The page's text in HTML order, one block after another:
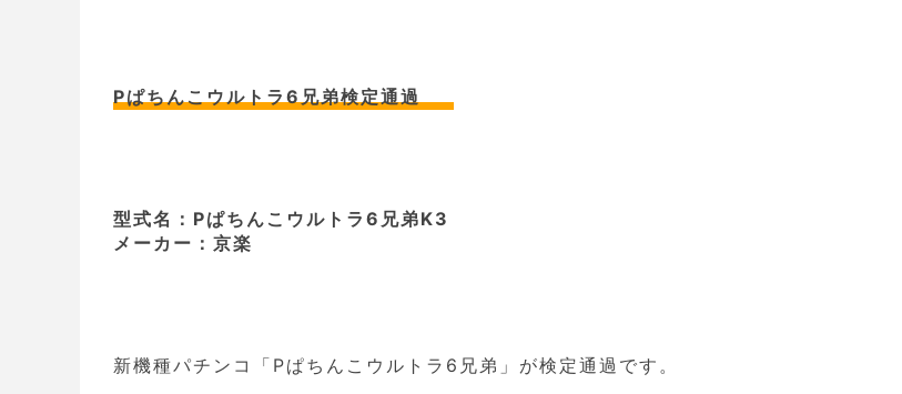
Pぱちんこウルトラ6兄弟検定通過
型式名：Pぱちんこウルトラ6兄弟K3
メーカー：京楽
新機種パチンコ「Pぱちんこウルトラ6兄弟」が検定通過です。